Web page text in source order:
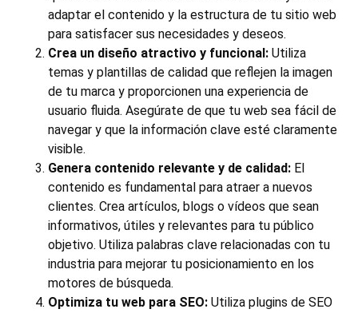
adaptar el contenido y la estructura de tu sitio web
para satisfacer sus necesidades y deseos.
Crea un diseño atractivo y funcional: Utiliza
temas y plantillas de calidad que reflejen la imagen
de tu marca y proporcionen una experiencia de
usuario fluida. Asegúrate de que tu web sea fácil de
navegar y que la información clave esté claramente
visible.
Genera contenido relevante y de calidad: El
contenido es fundamental para atraer a nuevos
clientes. Crea artículos, blogs o vídeos que sean
informativos, útiles y relevantes para tu público
objetivo. Utiliza palabras clave relacionadas con tu
industria para mejorar tu posicionamiento en los
motores de búsqueda.
Optimiza tu web para SEO: Utiliza plugins de SEO